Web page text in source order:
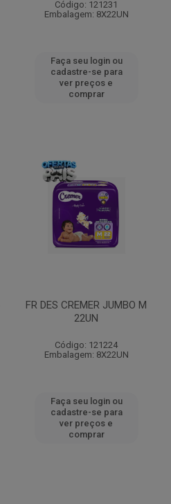
Código: 121231
Embalagem: 8X22UN
Faça seu login ou
cadastre-se para
ver preços e
comprar
FR DES CREMER JUMBO M
22UN
Código: 121224
Embalagem: 8X22UN
Faça seu login ou
cadastre-se para
ver preços e
comprar